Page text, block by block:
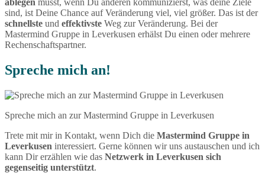
sind, ist Deine Chance auf Veränderung viel, viel größer. Das ist der
schnellste und effektivste Weg zur Veränderung. Bei der
Mastermind Gruppe in Leverkusen erhälst Du einen oder mehrere
Rechenschaftspartner.
Spreche mich an!
Spreche mich an zur Mastermind Gruppe in Leverkusen
Trete mit mir in Kontakt, wenn Dich die Mastermind Gruppe in
Leverkusen interessiert. Gerne können wir uns austauschen und ich
kann Dir erzählen wie das Netzwerk in Leverkusen sich
gegenseitig unterstützt.